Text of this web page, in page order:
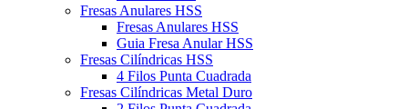
Fresas Anulares HSS
Fresas Anulares HSS
Guia Fresa Anular HSS
Fresas Cilíndricas HSS
4 Filos Punta Cuadrada
Fresas Cilíndricas Metal Duro